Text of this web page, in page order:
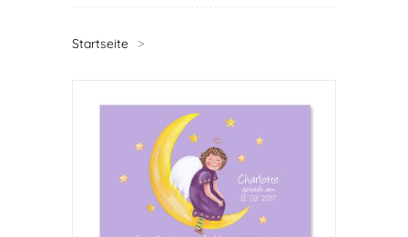
Startseite >